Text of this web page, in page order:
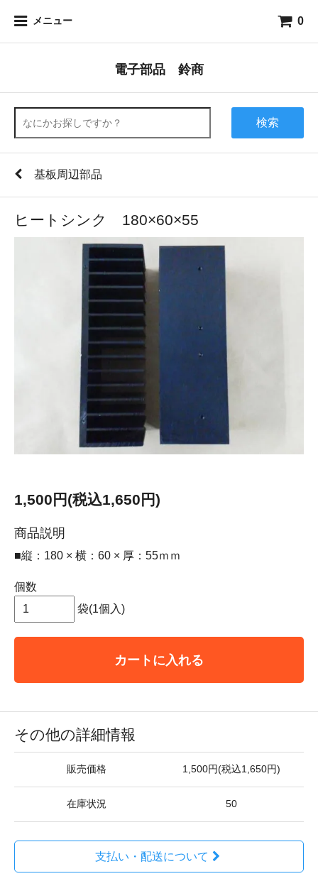
メニュー 0
電子部品 鈴商
検索
基板周辺部品
ヒートシンク 180×60×55
1,500円(税込1,650円)
商品説明
■縦：180 × 横：60 × 厚：55ｍｍ
個数
袋(1個入)
カートに入れる
その他の詳細情報
販売価格 1,500円(税込1,650円)
在庫状況 50
支払い・配送について